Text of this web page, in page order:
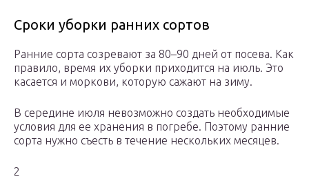
Сроки уборки ранних сортов
Ранние сорта созревают за 80–90 дней от посева. Как
правило, время их уборки приходится на июль. Это
касается и моркови, которую сажают на зиму.
В середине июля невозможно создать необходимые
условия для ее хранения в погребе. Поэтому ранние
сорта нужно съесть в течение нескольких месяцев.
2